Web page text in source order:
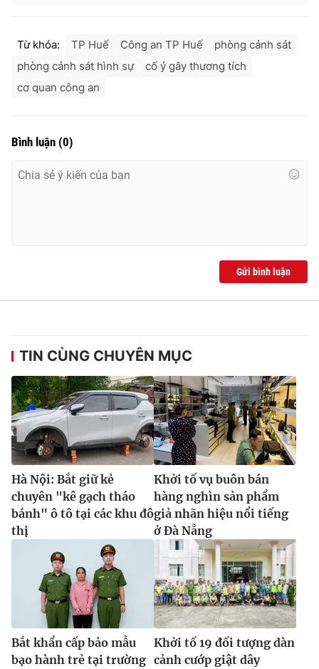
Từ khóa: TP Huế Công an TP Huế
phòng cảnh sát
phòng cảnh sát hình sự
cố ý gây thương tích
cơ quan công an
Bình luận (0)
Gửi bình luận
TIN CÙNG CHUYÊN MỤC
Hà Nội: Bắt giữ kẻ
chuyên "kê gạch tháo
bánh" ô tô tại các khu đô
thị
Khởi tố vụ buôn bán
hàng nghìn sản phẩm
giả nhãn hiệu nổi tiếng
ở Đà Nẵng
Bắt khẩn cấp bảo mẫu
bạo hành trẻ tại trường
Khởi tố 19 đối tượng dàn
cảnh cướp giật dây